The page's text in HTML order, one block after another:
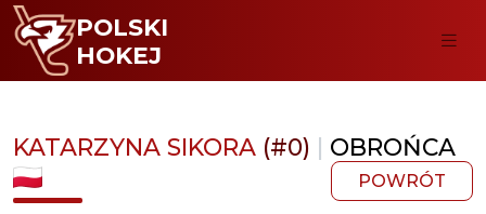
POLSKI
HOKEJ
KATARZYNA SIKORA (#0) | OBROŃCA
POWRÓT